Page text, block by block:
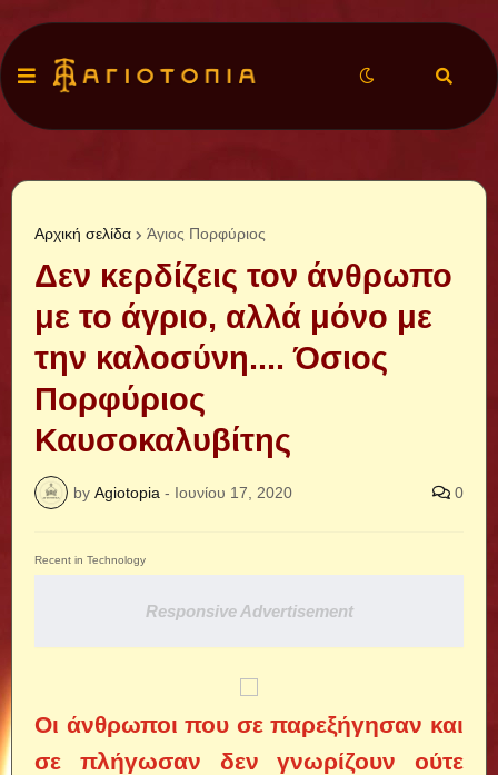
Αρχική σελίδα Άγιος Πορφύριος
Δεν κερδίζεις τον άνθρωπο
με το άγριο, αλλά μόνο με
την καλοσύνη.... Όσιος
Πορφύριος
Καυσοκαλυβίτης
by Agiotopia - Ιουνίου 17, 2020 0
Recent in Technology
Responsive Advertisement
Οι άνθρωποι που σε παρεξήγησαν και
σε πλήγωσαν δεν γνωρίζουν ούτε